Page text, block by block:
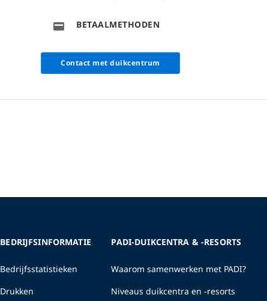
BETAALMETHODEN
Contact met duikcentrum
BEDRIJFSINFORMATIE
Bedrijfsstatistieken
Drukken
PADI-DUIKCENTRA & -RESORTS
Waarom samenwerken met PADI?
Niveaus duikcentra en -resorts